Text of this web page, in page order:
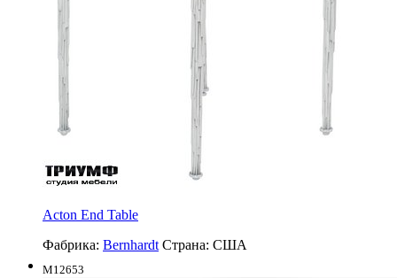
Acton End Table
Фабрика: Bernhardt Страна: США
M12653